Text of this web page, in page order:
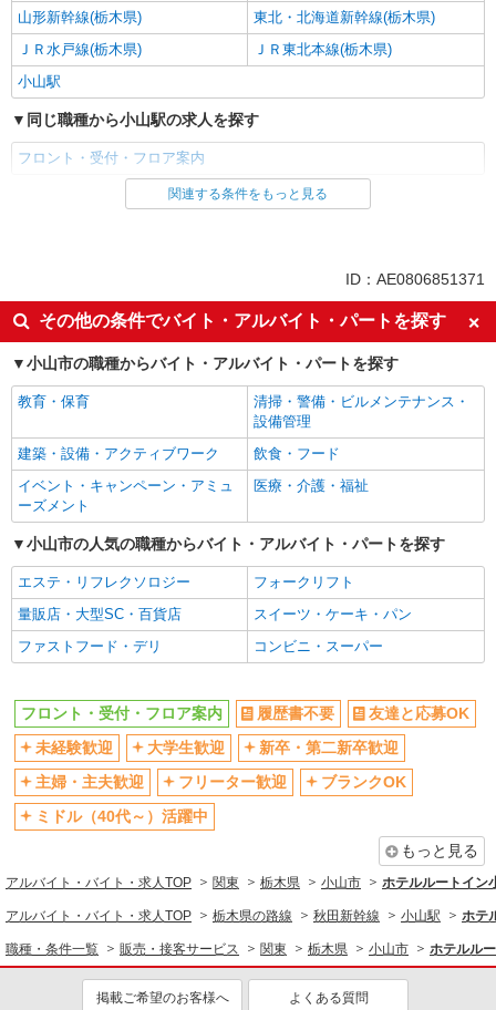
山形新幹線(栃木県)
東北・北海道新幹線(栃木県)
ＪＲ水戸線(栃木県)
ＪＲ東北本線(栃木県)
小山駅
同じ職種から小山駅の求人を探す
フロント・受付・フロア案内
同じ雇用形態から小山駅の求人を探す
履歴書不要
友達と応募OK
未経験歓迎
大学生歓迎
新卒・第二新卒歓迎
主婦・主夫歓迎
フリーター歓迎
ブランクOK
ミドル（40代～）活躍中
昇給あり
平日のみ勤務OK
土日祝のみ勤務OK
早朝
副業・WワークOK
交通費支給
社会保険あり
制服貸与
研修制度あり
社員登用あり
資格取得支援制度あり
販売・接客サービス
フロント・受付・フロア案内
同じ特徴から求人を探す
未経験歓迎
副業・WワークOK
交通費支給
社会保険あり
社員登用あり
関連する条件をもっと見る
ID：AE0806851371
その他の条件でバイト・アルバイト・パートを探す
小山市の職種からバイト・アルバイト・パートを探す
教育・保育
清掃・警備・ビルメンテナンス・
設備管理
建築・設備・アクティブワーク
飲食・フード
イベント・キャンペーン・アミュ
ーズメント
医療・介護・福祉
小山市の人気の職種からバイト・アルバイト・パートを探す
エステ・リフレクソロジー
フォークリフト
量販店・大型SC・百貨店
スイーツ・ケーキ・パン
ファストフード・デリ
コンビニ・スーパー
フロント・受付・フロア案内 履歴書不要
友達と応募OK
未経験歓迎
大学生歓迎
新卒・第二新卒歓迎
主婦・主夫歓迎
フリーター歓迎
ブランクOK
ミドル（40代～）活躍中
もっと見る
アルバイト・バイト・求人TOP 関東 栃木県 小山市 ホテルルートイン
アルバイト・バイト・求人TOP 栃木県の路線 秋田新幹線 小山駅 ホテ
職種・条件一覧 販売・接客サービス 関東 栃木県 小山市 ホテルル
掲載ご希望のお客様へ よくある質問